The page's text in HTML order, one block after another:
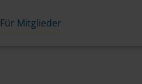
Für Mitglieder